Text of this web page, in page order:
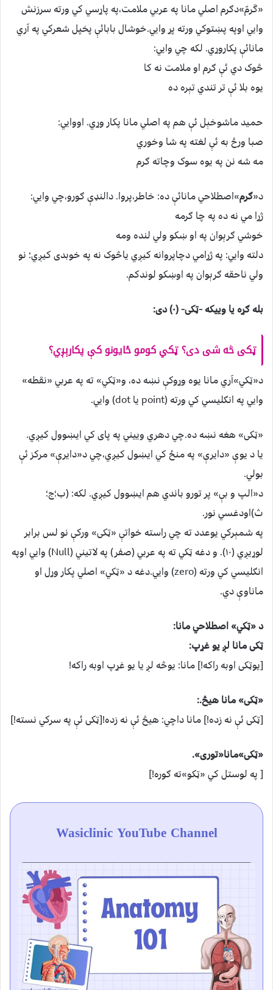
«ګَرمّ»دګرم اصلي مانا په عربي ملامت،په پاړسي کي ورته سرزنش
وايي اوپه پښتوکي ورته پړ وایي.خوشال بابائې پخپل شعرکي په آري
مانائې پکاروړي. لکه چي وایي:
څوک دي ئې ګرم او ملامت نه کا
يوه بلا ئې تر تندي تېره ده
حمید ماشوخېل ئې هم په اصلي مانا پکار وړي. اووایي:
صبا ورځ به ئې لغته په شا وخوري
مه شه نن په یوه سوک وچاته ګرم
د«ګرم»اصطلاحي مانائې ده: خاطر،پروا. دالنډې ګورو،چي وایي:
ژړا مي نه ده په چا ګرمه
خوشي ګرېوان په او ښکو ولي لنده ومه
دلته وایي: په ژړامي دچاپروانه کیږي یاڅوک نه په خوبدی کیږي؛ نو
ولي ناحقه ګرېوان په اوښکو لوندکم.
بله ګړه یا وییکه -ټکی- (۰) دی:
ټکی څه شی دی؟ ټکي کومو ځایونو کې پکارېږي؟
د«ټکي»آري مانا یوه وړوکې نښه ده، و«ټکي» ته په عربي «نقطه»
وایي په انګلیسي کي ورته (point یا dot) وایي.
«ټکی» هغه نښه ده.چي دهري وییني په پای کي ایښوول کیږي.
یا د یوې «دایرې» په منځ کي ایښول کیږي،چي د«دایرې» مرکز ئې
بولي.
د«الپ و بې» پر تورو باندي هم ایښوول کیږي. لکه: (ب؛ج؛
ث)اودغسي نور.
په شمېرکي یوعدد ته چي راسته خواتې «ټکی» ورکې نو لس برابر
لوړیږي (۱۰). و دغه ټکي ته په عربي (صفر) په لاتیني (Null) وایي اوپه
انګلیسي کي ورته (zero) وایي.دغه د «ټکي» اصلي پکار وړل او
ماناوې دي.
د «ټکي» اصطلاحي مانا:
ټکی مانا لږ يو غړپ:
[یوټکی اوبه راکه!] مانا: یوڅه لږ یا یو غړپ اوبه راکه!
«ټکی» مانا هیڅ.:
[ټکی ئې نه زده!] مانا داچي: هیڅ ئې نه زده![ټکی ئې په سرکي نسته!]
«ټکی»مانا«توری».
[ په لوستل کي «ټکو»ته ګوره!]
Wasiclinic YouTube Channel